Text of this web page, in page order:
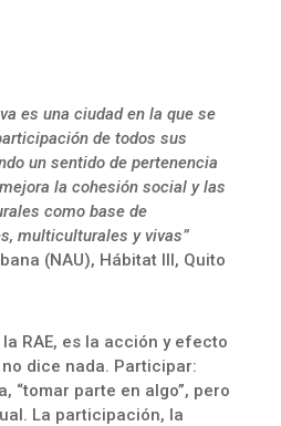
es una ciudad en la que se
de todos sus
un sentido de pertenencia
la cohesión social y las
como base de
multiculturales y vivas”
(NAU), Hábitat III, Quito
RAE, es la acción y efecto
dice nada. Participar:
“tomar parte en algo”, pero
La participación, la